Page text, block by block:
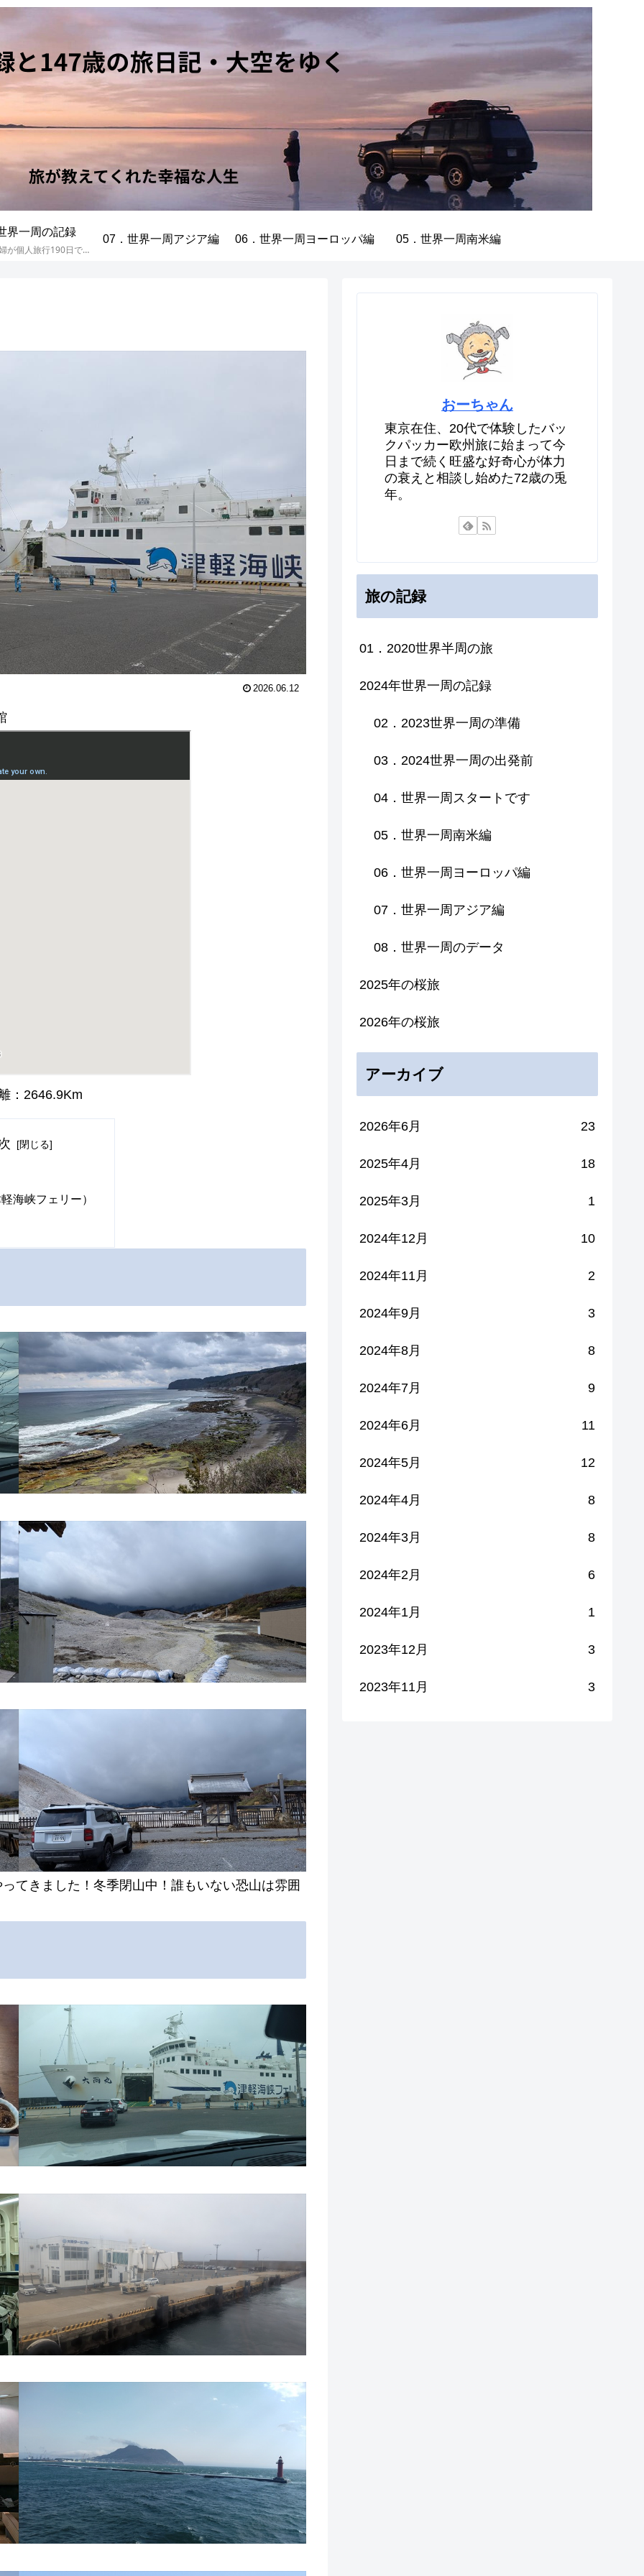
界一周の記録
70代の高齢夫婦が個人旅行190日で世界一周した記録です。
07．世界一周アジア編 06．世界一周ヨーロッパ編 05．世界一周南米編
2026.06.12
2646.9Km
海峡フェリー）
てきました！冬季閉山中！誰もいない恐山は雰囲
おーちゃん
東京在住、20代で体験したバッ
クパッカー欧州旅に始まって今
日まで続く旺盛な好奇心が体力
の衰えと相談し始めた72歳の兎
年。
旅の記録
01．2020世界半周の旅
2024年世界一周の記録
02．2023世界一周の準備
03．2024世界一周の出発前
04．世界一周スタートです
05．世界一周南米編
06．世界一周ヨーロッパ編
07．世界一周アジア編
08．世界一周のデータ
2025年の桜旅
2026年の桜旅
アーカイブ
2026年6月 23
2025年4月 18
2025年3月 1
2024年12月 10
2024年11月 2
2024年9月 3
2024年8月 8
2024年7月 9
2024年6月 11
2024年5月 12
2024年4月 8
2024年3月 8
2024年2月 6
2024年1月 1
2023年12月 3
2023年11月 3